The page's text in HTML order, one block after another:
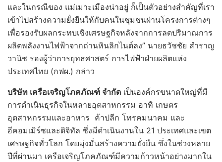
และในกรณีของ แม่เมาะเมืองน่าอยู่ ก็เป็นตัวอย่างสำคัญที่เรา
เข้าไปสร้างความยั่งยืนให้กับคนในชุมชนผ่านโครงการต่างๆ
เพื่อรองรับผลกระทบเชิงเศรษฐกิจหลังจากการลดปริมาณการ
ผลิตพลังงานไฟฟ้าจากถ่านหินลิกไนต์ลง” นายธวัชชัย สำราญ
วานิช รองผู้ว่าการยุทธศาสตร์ การไฟฟ้าฝ่ายผลิตแห่ง
ประเทศไทย (กฟผ.) กล่าว
บริษัท เครือเจริญโภคภัณฑ์ จำกัด เป็นองค์กรขนาดใหญ่ที่มี
การดําเนินธุรกิจในหลายอุตสาหกรรม อาทิ เกษตร
อุตสาหกรรมและอาหาร ค้าปลีก โทรคมนาคม และ
อีคอมเมิร์ซและดิจิทัล ซึ่งมีดําเนินงานใน 21 ประเทศและเขต
เศรษฐกิจทั่วโลก โดยมุ่งมั่นสร้างความยั่งยืน ซึ่งในช่วงหลาย
ปีที่ผ่านมา เครือเจริญโภคภัณฑ์มีความก้าวหน้าอย่างมากใน